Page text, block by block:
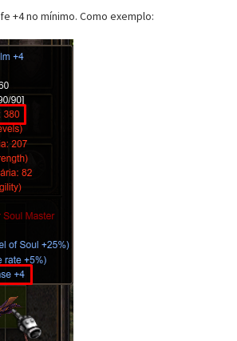
+4 no mínimo. Como exemplo: